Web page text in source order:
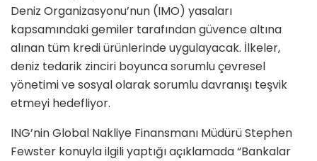
Deniz Organizasyonu’nun (IMO) yasaları
kapsamındaki gemiler tarafından güvence altına
alınan tüm kredi ürünlerinde uygulayacak. İlkeler,
deniz tedarik zinciri boyunca sorumlu çevresel
yönetimi ve sosyal olarak sorumlu davranışı teşvik
etmeyi hedefliyor.
ING’nin Global Nakliye Finansmanı Müdürü Stephen
Fewster konuyla ilgili yaptığı açıklamada “Bankalar